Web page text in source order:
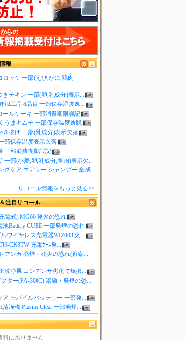
報
ロッケ 一部(えび,かに,鶏肉,
チキン 一部(卵,乳成分)表示...
加工品 8品目 一部保存温度逸...
ールケーキ 一部消費期限誤記
うまキムチ 一部保存温度逸脱
き揚げ 一部(乳成分)表示欠落
部保存温度表示欠落
一部消費期限誤記
一部(小麦,卵,乳成分,豚肉)表示欠...
グケア エアリー シャンプー 全成
リコール情報をもっと見る>>
注目リコール
電式) MG66 発火の恐れ
池Battery CUBE 一部発煙の恐れ
ワイヤレス充電器WIZ003 火...
CK3TW 充電ｹｰｽ発...
アンカ 発煙・発火の恐れ(再案...
洗浄機 コンデンサ劣化で焼損...
ター(PA-300C) 溶融・発煙の恐...
ア モバイルバッテリー 一部発...
浄機 Plasma Clear 一部発煙...
報はありません